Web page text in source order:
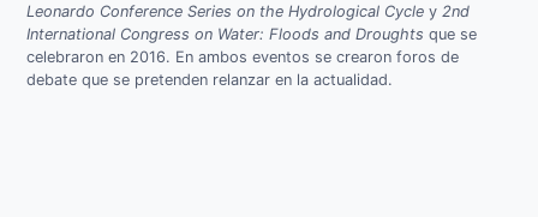
Leonardo Conference Series on the Hydrological Cycle y2nd
International Congress on Water: Floods and Droughts que se
celebraron en 2016. En ambos eventos se crearon foros de
debate que se pretenden relanzar en la actualidad.